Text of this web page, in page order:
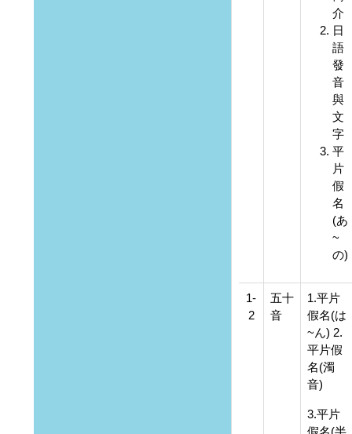
介
日
語
發
音
與
文
字
平
片
假
名
(あ
~
の)
1-
2
五十
音
1.平片
假名(は
~ん) 2.
平片假
名(濁
音)
3.平片
假名(半